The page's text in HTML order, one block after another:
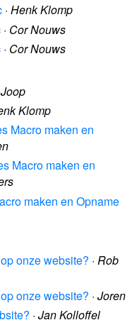
· Henk Klomp
· Cor Nouws
· Cor Nouws
Joop
Klomp
Macro maken en
Macro maken en
maken en Opname
onze website? · Rob
onze website? · Joren
· Jan Kolloffel